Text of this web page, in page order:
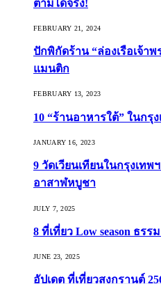
ตามได้จริง!
FEBRUARY 21, 2024
ปักพิกัดร้าน “ล่องเรือเจ้า
แมนติก
FEBRUARY 13, 2023
10 “ร้านอาหารใต้” ในกรุ
JANUARY 16, 2023
9 วัดเวียนเทียนในกรุงเท
อาสาฬหบูชา
JULY 7, 2025
8 ที่เที่ยว Low season ธร
JUNE 23, 2025
อัปเดต ที่เที่ยวสงกรานต์